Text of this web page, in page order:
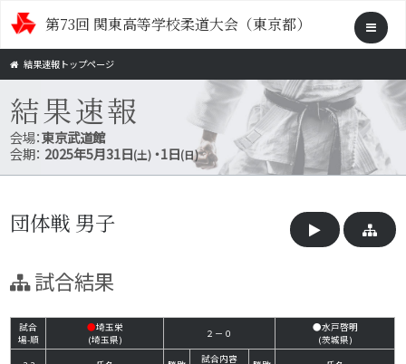
第73回 関東高等学校柔道大会（東京都）
結果速報トップページ
結果速報
会場：東京武道館
会期： 2025年5月31日(土) ・1日(日)
団体戦 男子
試合結果
試合
場-順
●埼玉栄
(埼玉県)
２－０
●水戸啓明
(茨城県)
試合内容